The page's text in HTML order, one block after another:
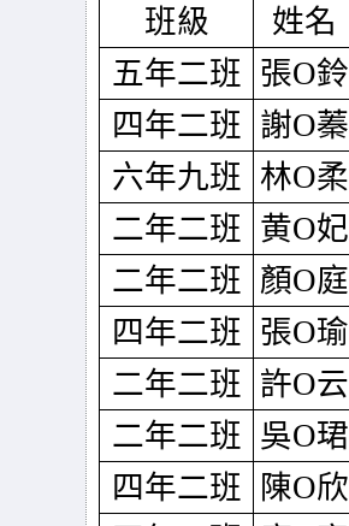
班級 姓名
五年二班 張O鈴
四年二班 謝O蓁
六年九班 林O柔
二年二班 黄O妃
二年二班 顏O庭
四年二班 張O瑜
二年二班 許O云
二年二班 吳O珺
四年二班
陳O欣